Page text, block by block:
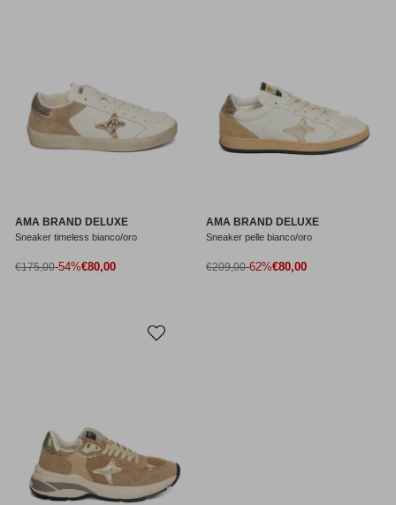
AMA BRAND DELUXE
Sneaker timeless bianco/oro
Prezzo di vendita
€80,00
Prezzo normale
€175,00-54%
AMA BRAND DELUXE
Sneaker pelle bianco/oro
Prezzo di vendita
€80,00
Prezzo normale
€209,00-62%